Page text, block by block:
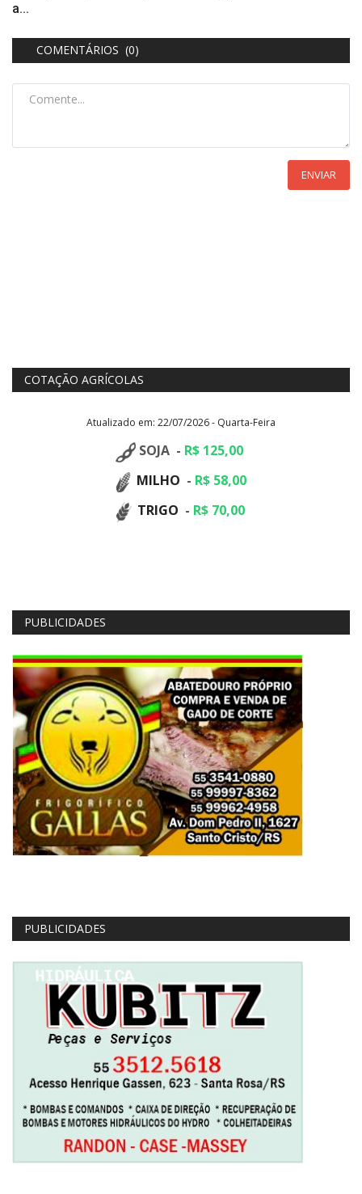
a...
COMENTÁRIOS (0)
ENVIAR
COTAÇÃO AGRÍCOLAS
Atualizado em: 22/07/2026 - Quarta-Feira
SOJA - R$ 125,00
MILHO - R$ 58,00
TRIGO - R$ 70,00
PUBLICIDADES
PUBLICIDADES